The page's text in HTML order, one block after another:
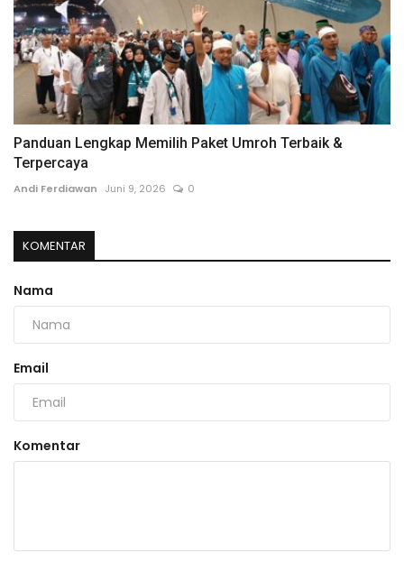
Panduan Lengkap Memilih Paket Umroh Terbaik &
Terpercaya
Andi Ferdiawan Juni 9, 2026 0
KOMENTAR
Nama
Email
Komentar